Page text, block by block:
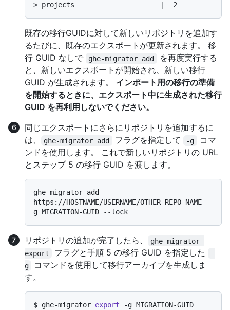
> projects                     |  2
既存の移行GUIDに対して新しいリポジトリを追加す
るたびに、既存のエクスポートが更新されます。 移
行 GUID なしで
ghe-migrator add
を再度実行する
と、新しいエクスポートが開始され、新しい移行
GUID が生成されます。 インポート用の移行の準備
を開始するときに、エクスポート中に生成された移行
GUID を再利用しないでください。
同じエクスポートにさらにリポジトリを追加するに
は、
ghe-migrator add フラグを指定して -g
コマ
ンドを使用します。 これで新しいリポジトリの URL
とステップ 5 の移行 GUID を渡します。
ghe-migrator add
https://HOSTNAME/USERNAME/OTHER-REPO-NAME -
リポジトリの追加が完了したら、
ghe-migrator
export
フラグと手順 5 の移行 GUID を指定した
-
g
コマンドを使用して移行アーカイブを生成しま
す。
$ ghe-migrator export -g MIGRATION-GUID